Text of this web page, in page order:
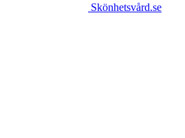
Skönhetsvård.se